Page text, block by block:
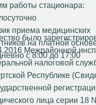
было
Межрайонной
налоговой
Республике
лица серии 18
работы стационара:
приема медицинских
на платной
с 8:00 до 17:00